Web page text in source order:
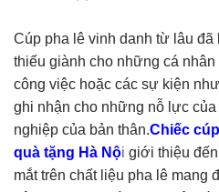
Cúp pha lê vinh danh từ lâu
thiếu giành cho những cá
công việc hoặc các sự kiện
ghi nhận cho những nỗ lực
nghiệp của bản thân.Chiếc
quà tặng Hà Nội giới thiệu
mắt trên chất liệu pha lê mang